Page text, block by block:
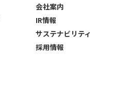
会社案内
IR情報
サステナビリティ
採用情報